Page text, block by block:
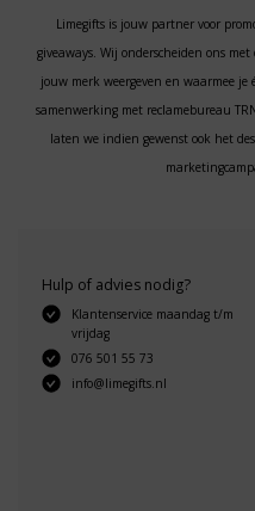
Limegifts is jouw partner voor
giveaways. Wij onderscheiden ons
jouw merk weergeven en waarmee
samenwerking met reclamebureau
laten we indien gewenst ook het
Hulp of advies nodig?
Klantenservice maandag t/m
vrijdag
076 501 55 73
info@limegifts.nl